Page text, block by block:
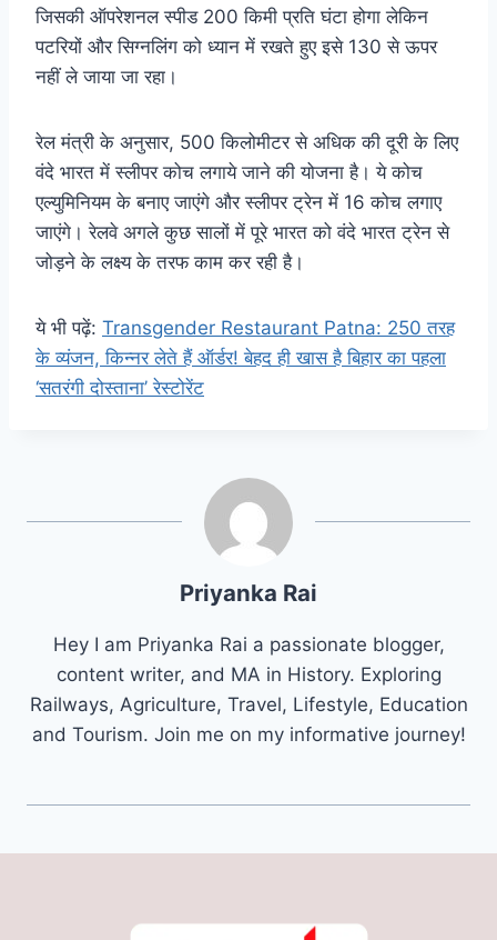
जिसकी ऑपरेशनल स्पीड 200 किमी प्रति घंटा होगा लेकिन
पटरियों और सिग्नलिंग को ध्यान में रखते हुए इसे 130 से ऊपर
नहीं ले जाया जा रहा।
रेल मंत्री के अनुसार, 500 किलोमीटर से अधिक की दूरी के लिए
वंदे भारत में स्लीपर कोच लगाये जाने की योजना है। ये कोच
एल्युमिनियम के बनाए जाएंगे और स्लीपर ट्रेन में 16 कोच लगाए
जाएंगे। रेलवे अगले कुछ सालों में पूरे भारत को वंदे भारत ट्रेन से
जोड़ने के लक्ष्य के तरफ काम कर रही है।
ये भी पढ़ें: Transgender Restaurant Patna: 250 तरह
के व्यंजन, किन्नर लेते हैं ऑर्डर! बेहद ही खास है बिहार का पहला
‘सतरंगी दोस्ताना’ रेस्टोरेंट
Priyanka Rai
Hey I am Priyanka Rai a passionate blogger,
content writer, and MA in History. Exploring
Railways, Agriculture, Travel, Lifestyle, Education
and Tourism. Join me on my informative journey!